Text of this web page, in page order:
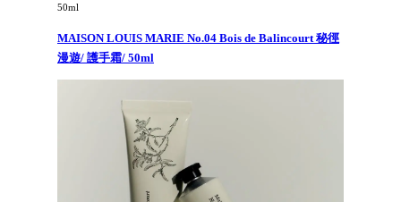
50ml
MAISON LOUIS MARIE No.04 Bois de Balincourt 秘徑
漫遊/ 護手霜/ 50ml